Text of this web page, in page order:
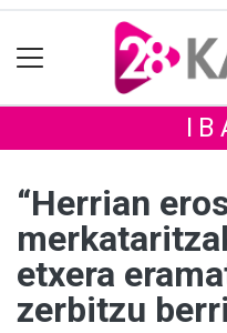
“Herrian
etxera
zerbitzu